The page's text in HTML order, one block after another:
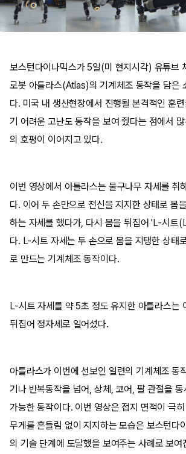
보스턴다이나믹스가 5일(미 현지시각) 유튜브
로봇 아틀라스(Atlas)의 기계체조 동작을 담은
다. 미국 내 생산현장에서 진행될 본격적인 훈
기 어려운 고난도 동작을 보여 줬다는 점에서
의 호평이 이어지고 있다.
이번 영상에서 아틀라스는 물구나무 자세를 취
다. 이어 두 손만으로 전신을 지지한 상태로 몸
하는 자세를 했다가, 다시 몸을 뒤집어 'L-시트
다. L-시트 자세는 두 손으로 몸을 지탱한 상태
로 만드는 기계체조 동작이다.
L-시트 자세를 약 5초 정도 유지한 아틀라스는
뒤집어 정자세로 일어섰다.
아틀라스가 이번에 선보인 일련의 기계체조 동
기나 반복동작을 넘어, 상체, 코어, 팔 관절을
가능한 동작이다. 이번 영상은 접지 면적이 극
무게를 흔들림 없이 지지하는 모습은 보스턴다
의 기술 단계에 도달했을 보여주는 사례로 보여